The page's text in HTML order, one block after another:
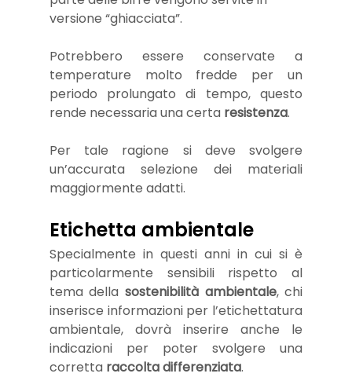
versione “ghiacciata”.
Potrebbero essere conservate a
temperature molto fredde per un
periodo prolungato di tempo, questo
rende necessaria una certa resistenza.
Per tale ragione si deve svolgere
un’accurata selezione dei materiali
maggiormente adatti.
Etichetta ambientale
Specialmente in questi anni in cui si è
particolarmente sensibili rispetto al
tema della sostenibilità ambientale, chi
inserisce informazioni per l’etichettatura
ambientale, dovrà inserire anche le
indicazioni per poter svolgere una
corretta raccolta differenziata.